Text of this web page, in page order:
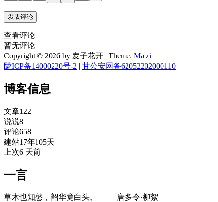
查看评论
暂无评论
Copyright © 2026 by 麦子花开 | Theme: Maizi
陇ICP备14000220号-2 | 甘公安网备62052202000110
博客信息
文章122
说说8
评论658
建站17年105天
上次6 天前
一言
草木也知愁，韶华竟白头。 —— 唐多令·柳絮